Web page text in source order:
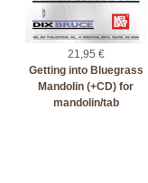
21,95 €
Getting into Bluegrass
Mandolin (+CD) for
mandolin/tab